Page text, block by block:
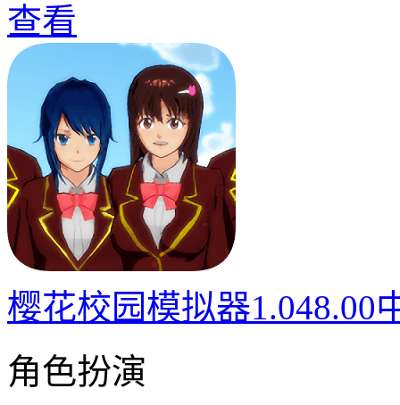
查看
樱花校园模拟器1.048.00
角色扮演